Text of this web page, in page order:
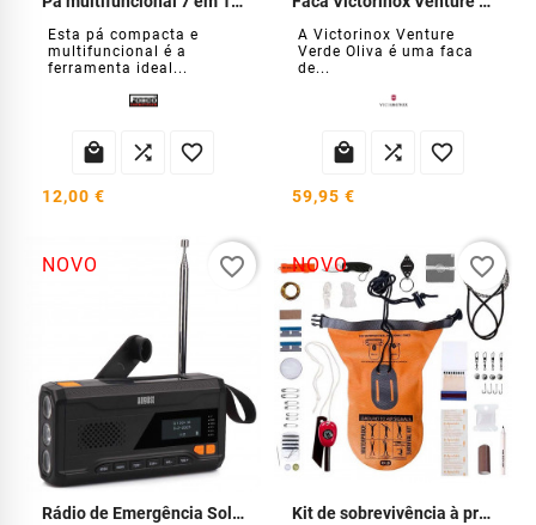
Esta pá compacta e
multifuncional é a
ferramenta ideal...
  
12,00 €
A Victorinox Venture
Verde Oliva é uma faca
de...
  
59,95 €
NOVO
Rádio de Emergência Solar com Dínamo USB
favorite_border NOVO
Kit de sobrevivência à prova de água BCB
favorite_border